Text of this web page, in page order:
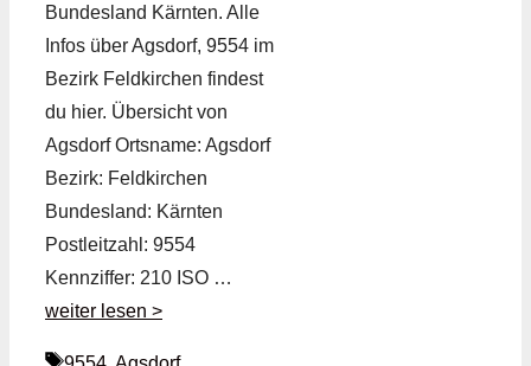
Bundesland Kärnten. Alle
Infos über Agsdorf, 9554 im
Bezirk Feldkirchen findest
du hier. Übersicht von
Agsdorf Ortsname: Agsdorf
Bezirk: Feldkirchen
Bundesland: Kärnten
Postleitzahl: 9554
Kennziffer: 210 ISO …
weiter lesen >
Schlagwörter